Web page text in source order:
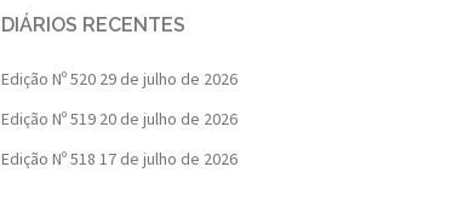
DIÁRIOS RECENTES
Edição Nº 520 29 de julho de 2026
Edição Nº 519 20 de julho de 2026
Edição Nº 518 17 de julho de 2026